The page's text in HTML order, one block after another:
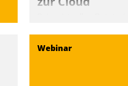
Teilnehmer kurzweilige
Webinar